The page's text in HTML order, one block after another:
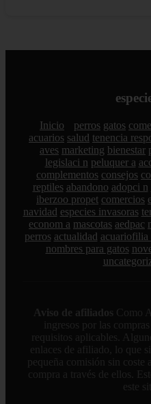
Inicio perros gatos
acuarios salud tenencia
aves marketing bienestar
legislaci n peluquer a
complementos consejos
reptiles abandono adopci n
iberzoo propet comercios
navidad especies invasoras
econom a mascotas aedpac
perros actualidad acuariofilia
nombres para gatos
Aviso de afiliados Como
ingresos por las
requisitos aplicables.
enlaces de afiliado, lo que
pequeña comisión sin
compra a través de ellos.
este